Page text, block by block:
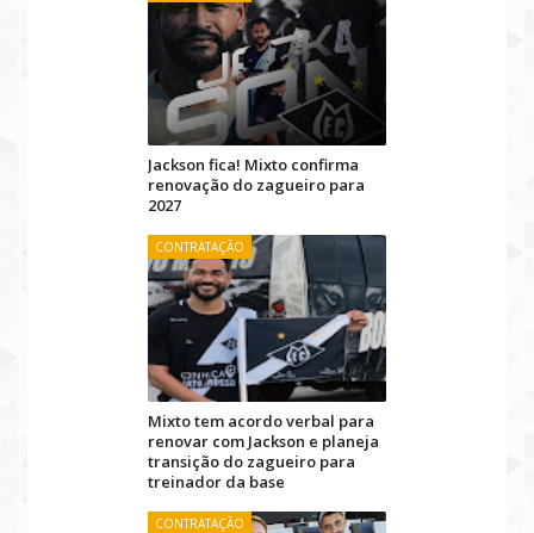
Jackson fica! Mixto confirma
renovação do zagueiro para
2027
CONTRATAÇÃO
Mixto tem acordo verbal para
renovar com Jackson e planeja
transição do zagueiro para
treinador da base
CONTRATAÇÃO